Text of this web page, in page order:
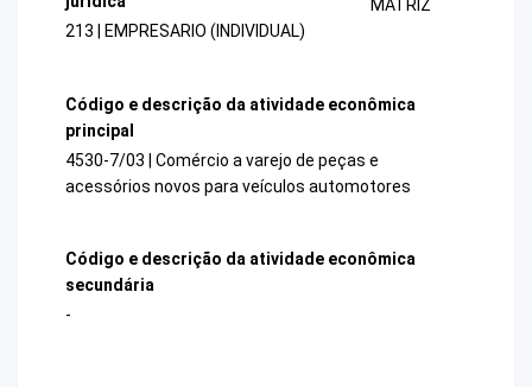
213 | EMPRESARIO (INDIVIDUAL)
MATRIZ
Código e descrição da atividade econômica
principal
4530-7/03 | Comércio a varejo de peças e
acessórios novos para veículos automotores
Código e descrição da atividade econômica
secundária
-